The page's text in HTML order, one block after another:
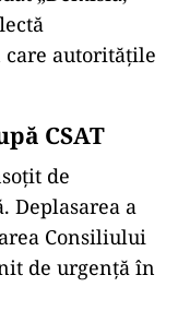
autoritățile
CSAT
de
Deplasarea a
Consiliului
de urgență în